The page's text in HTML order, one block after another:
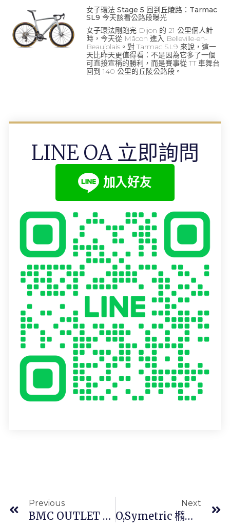
女子環法 Stage 5 回到丘陵路：Tarmac
SL9 今天該看公路段曝光
女子環法剛跑完 Dijon 的 21 公里個人計
時，今天從 Mâcon 進入 Belleville-en-
Beaujolais。對 Tarmac SL9 來說，這一
天比昨天更值得看：不是因為它多了一個
可直接宣稱的勝利，而是賽事從 TT 車舞台
回到 140 公里的丘陵公路段。
LINE OA 立即詢問
Previous
BMC OUTLET — SLR02 105 BLUE
Next
O,symetric 橢圓盤